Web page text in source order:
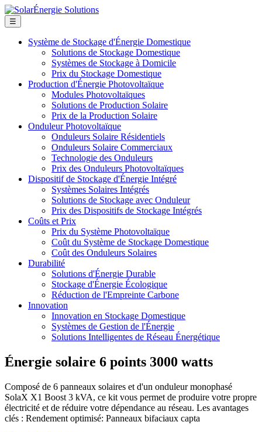
☰
Système de Stockage d'Énergie Domestique
Solutions de Stockage Domestique
Systèmes de Stockage à Domicile
Prix du Stockage Domestique
Production d'Énergie Photovoltaïque
Modules Photovoltaïques
Solutions de Production Solaire
Prix de la Production Solaire
Onduleur Photovoltaïque
Onduleurs Solaire Résidentiels
Onduleurs Solaire Commerciaux
Technologie des Onduleurs
Prix des Onduleurs Photovoltaïques
Dispositif de Stockage d'Énergie Intégré
Systèmes Solaires Intégrés
Solutions de Stockage avec Onduleur
Prix des Dispositifs de Stockage Intégrés
Coûts et Prix
Prix du Système Photovoltaïque
Coût du Système de Stockage Domestique
Coût des Onduleurs Solaires
Durabilité
Solutions d'Énergie Durable
Stockage d'Énergie Écologique
Réduction de l'Empreinte Carbone
Innovation
Innovation en Stockage Domestique
Systèmes de Gestion de l'Énergie
Solutions Intelligentes de Réseau Énergétique
Énergie solaire 6 points 3000 watts
Composé de 6 panneaux solaires et d'un onduleur monophasé
SolaX X1 Boost 3 kVA, ce kit vous permet de produire votre propre
électricité et de réduire votre dépendance au réseau. Les avantages
clés : Rendement optimisé: Panneaux bifaciaux capta